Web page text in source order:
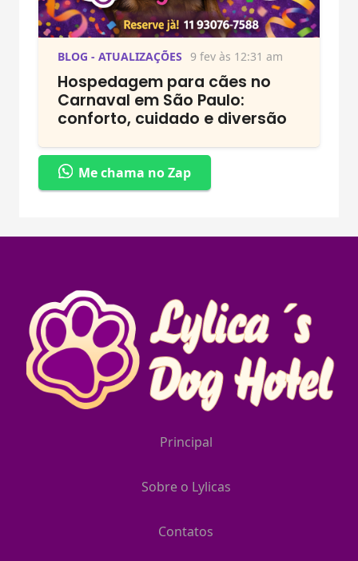
BLOG - ATUALIZAÇÕES 9 fev às 12:31 am
Hospedagem para cães no
Carnaval em São Paulo:
conforto, cuidado e diversão
Me chama no Zap
Principal
Sobre o Lylicas
Contatos